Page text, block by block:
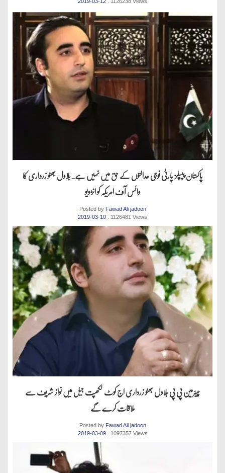
پاکستان پیپلز پارٹی فوجی عدالتوں کے حق میں نہیں ہے.بلاول بھٹو زرداری کا
وائس آف امریکہ کو انڑویو
Posted by Fawad Ali jadoon
2019-03-10
. 1126481 Views
چیئرمین پی پی بلاول بھٹو زرداری اج کوٹ لکھپت جیل میں نواز شریف سے
ملاقات کرے گے
Posted by Fawad Ali jadoon
2019-03-09
. 1097357 Views